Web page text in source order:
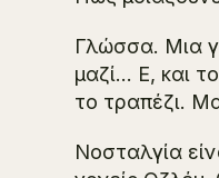
Γλώσσα. Μια
μαζί… Ε, και
το τραπέζι.
Νοσταλγία